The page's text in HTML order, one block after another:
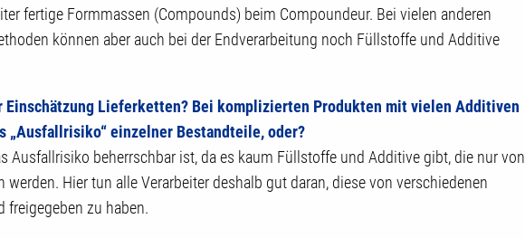
fertige Formmassen (Compounds) beim Compoundeur. Bei vielen anderen
können aber auch bei der Endverarbeitung noch Füllstoffe und Additive
Einschätzung Lieferketten? Bei komplizierten Produkten mit vielen Additiven
„Ausfallrisiko“ einzelner Bestandteile, oder?
Ausfallrisiko beherrschbar ist, da es kaum Füllstoffe und Additive gibt, die nur von
werden. Hier tun alle Verarbeiter deshalb gut daran, diese von verschiedenen
freigegeben zu haben.